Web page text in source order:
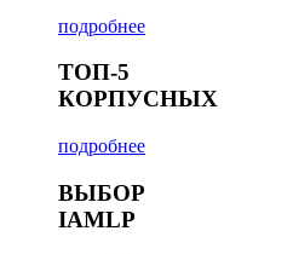
подробнее
ТОП-5
КОРПУСНЫХ
подробнее
ВЫБОР
IAMLP